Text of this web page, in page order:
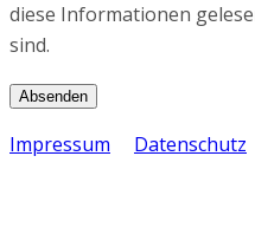
diese Informationen
sind.
Impressum Datenschutz